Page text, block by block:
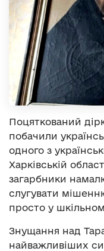
Поцяткований
побачили
одного з
Харківській
загарбники
слугувати
просто у
Знущання над
найважливіших